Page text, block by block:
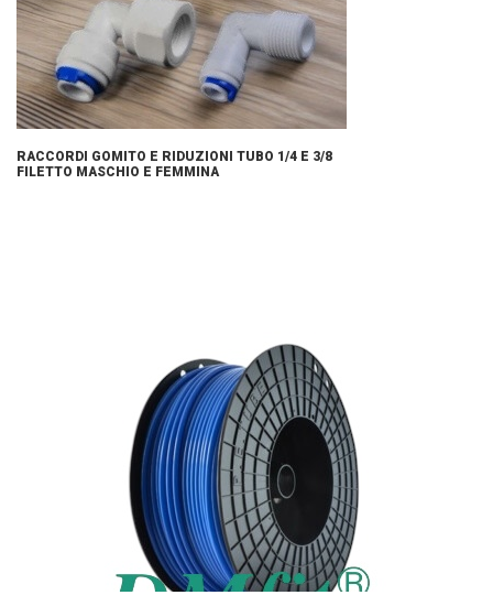
RACCORDI GOMITO E RIDUZIONI TUBO 1/4 E 3/8
FILETTO MASCHIO E FEMMINA